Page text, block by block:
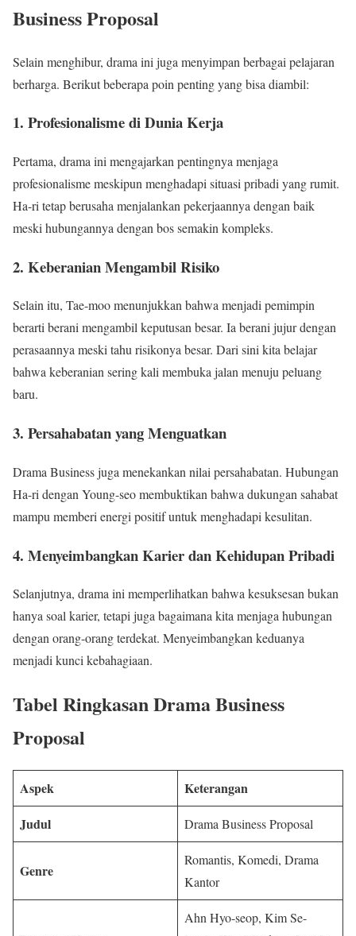
Business Proposal
Selain menghibur, drama ini juga menyimpan berbagai pelajaran
berharga. Berikut beberapa poin penting yang bisa diambil:
1. Profesionalisme di Dunia Kerja
Pertama, drama ini mengajarkan pentingnya menjaga
profesionalisme meskipun menghadapi situasi pribadi yang rumit.
Ha-ri tetap berusaha menjalankan pekerjaannya dengan baik
meski hubungannya dengan bos semakin kompleks.
2. Keberanian Mengambil Risiko
Selain itu, Tae-moo menunjukkan bahwa menjadi pemimpin
berarti berani mengambil keputusan besar. Ia berani jujur dengan
perasaannya meski tahu risikonya besar. Dari sini kita belajar
bahwa keberanian sering kali membuka jalan menuju peluang
baru.
3. Persahabatan yang Menguatkan
Drama Business juga menekankan nilai persahabatan. Hubungan
Ha-ri dengan Young-seo membuktikan bahwa dukungan sahabat
mampu memberi energi positif untuk menghadapi kesulitan.
4. Menyeimbangkan Karier dan Kehidupan Pribadi
Selanjutnya, drama ini memperlihatkan bahwa kesuksesan bukan
hanya soal karier, tetapi juga bagaimana kita menjaga hubungan
dengan orang-orang terdekat. Menyeimbangkan keduanya
menjadi kunci kebahagiaan.
Tabel Ringkasan Drama Business
Proposal
Aspek
Keterangan
Judul
Drama Business Proposal
Genre
Romantis, Komedi, Drama
Kantor
Ahn Hyo-seop, Kim Se-